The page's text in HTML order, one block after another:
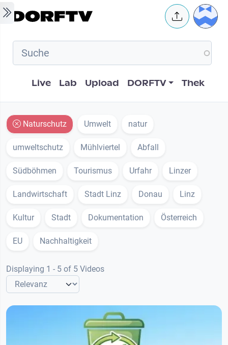
Skip to main content User
Hauptnavigation
Live Lab Upload DORFTV Thek
Naturschutz Umwelt natur
umweltschutz Mühlviertel Abfall
Südböhmen Tourismus Urfahr Linzer
Landwirtschaft Stadt Linz Donau Linz
Kultur Stadt Dokumentation Österreich
EU Nachhaltigkeit
Displaying 1 - 5 of 5 Videos